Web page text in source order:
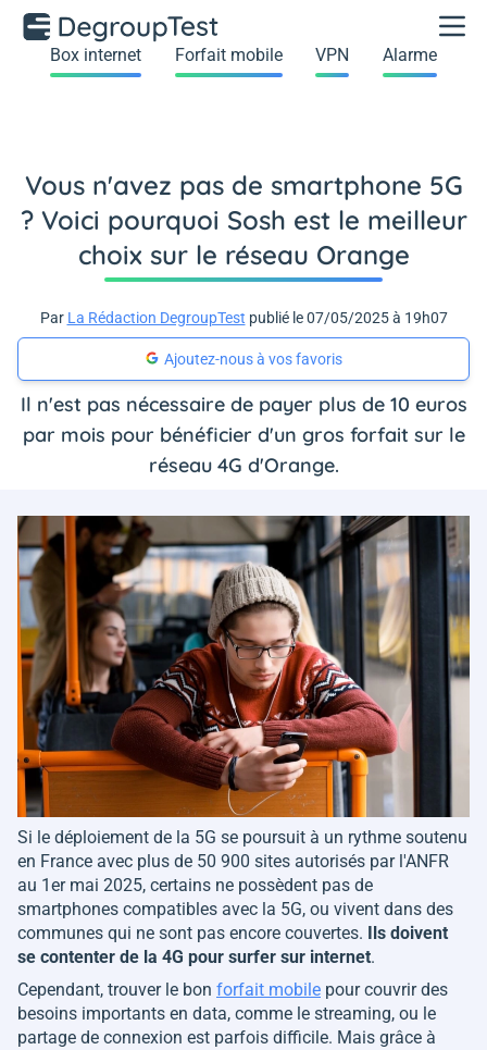
Box internet Forfait mobile VPN Alarme
Vous n'avez pas de smartphone 5G
? Voici pourquoi Sosh est le meilleur
choix sur le réseau Orange
Par La Rédaction DegroupTest publié le 07/05/2025 à 19h07
Ajoutez-nous à vos favoris
Il n'est pas nécessaire de payer plus de 10 euros
par mois pour bénéficier d'un gros forfait sur le
réseau 4G d'Orange.
Si le déploiement de la 5G se poursuit à un rythme soutenu
en France avec plus de 50 900 sites autorisés par l'ANFR
au 1er mai 2025, certains ne possèdent pas de
smartphones compatibles avec la 5G, ou vivent dans des
communes qui ne sont pas encore couvertes.
Ils doivent
se contenter de la 4G pour surfer sur internet.
Cependant, trouver le bon forfait mobile pour couvrir des
besoins importants en data, comme le streaming, ou le
partage de connexion est parfois difficile. Mais grâce à